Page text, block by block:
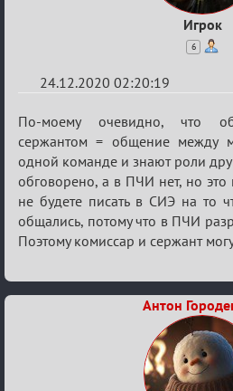
Игрок
6
24.12.2020 02:20:19
Re:
Ценная
игровая
информация
По-моему очевидно, что
сержантом = общение между
одной команде и знают роли
обговорено, а в ПЧИ нет, но это
не будете писать в СИЭ на то
общались, потому что в ПЧИ
Поэтому комиссар и сержант
Антон